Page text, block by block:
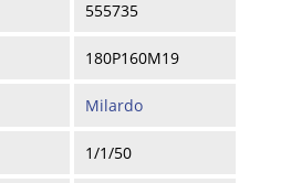
555735
180P160M19
Milardo
1/1/50